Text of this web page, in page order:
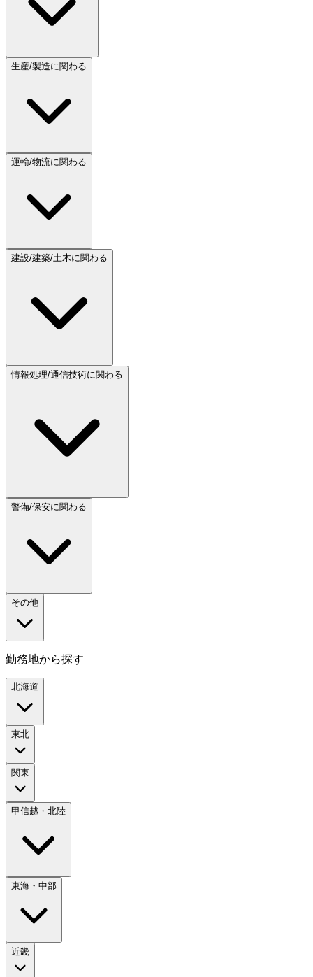
生産/製造に関わる
運輸/物流に関わる
建設/建築/土木に関わる
情報処理/通信技術に関わる
警備/保安に関わる
その他
勤務地から探す
北海道
東北
関東
甲信越・北陸
東海・中部
近畿